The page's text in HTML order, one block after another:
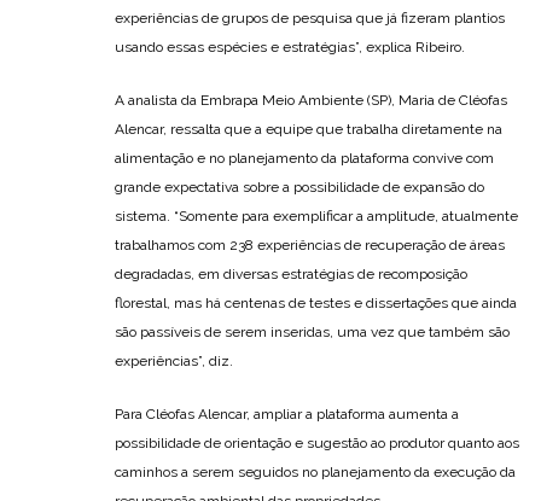
experiências de grupos de pesquisa que já fizeram plantios
usando essas espécies e estratégias”, explica Ribeiro.
A analista da Embrapa Meio Ambiente (SP), Maria de Cléofas
Alencar, ressalta que a equipe que trabalha diretamente na
alimentação e no planejamento da plataforma convive com
grande expectativa sobre a possibilidade de expansão do
sistema. “Somente para exemplificar a amplitude, atualmente
trabalhamos com 238 experiências de recuperação de áreas
degradadas, em diversas estratégias de recomposição
florestal, mas há centenas de testes e dissertações que ainda
são passíveis de serem inseridas, uma vez que também são
experiências”, diz.
Para Cléofas Alencar, ampliar a plataforma aumenta a
possibilidade de orientação e sugestão ao produtor quanto aos
caminhos a serem seguidos no planejamento da execução da